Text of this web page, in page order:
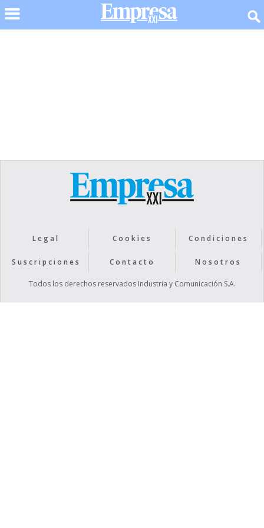
Legal Cookies Condiciones
Suscripciones Contacto Nosotros
Todos los derechos reservados Industria y Comunicación S.A.